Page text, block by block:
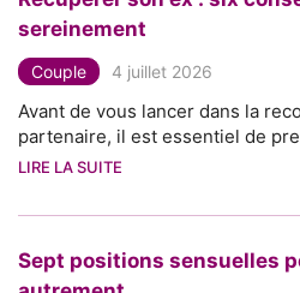
sereinement
Couple 4 juillet 2026
Avant de vous lancer dans la
partenaire, il est essentiel de
LIRE LA SUITE
Sept positions sensuelles